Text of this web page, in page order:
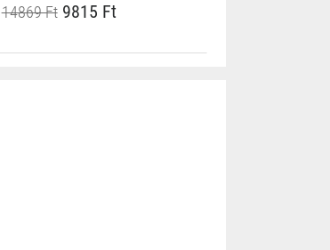
14869 Ft9815 Ft